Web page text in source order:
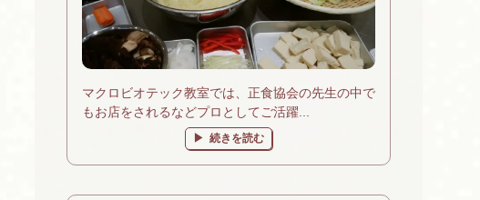
マクロビオテック教室では、正食協会の先生の中で
もお店をされるなどプロとしてご活躍...
続きを読む